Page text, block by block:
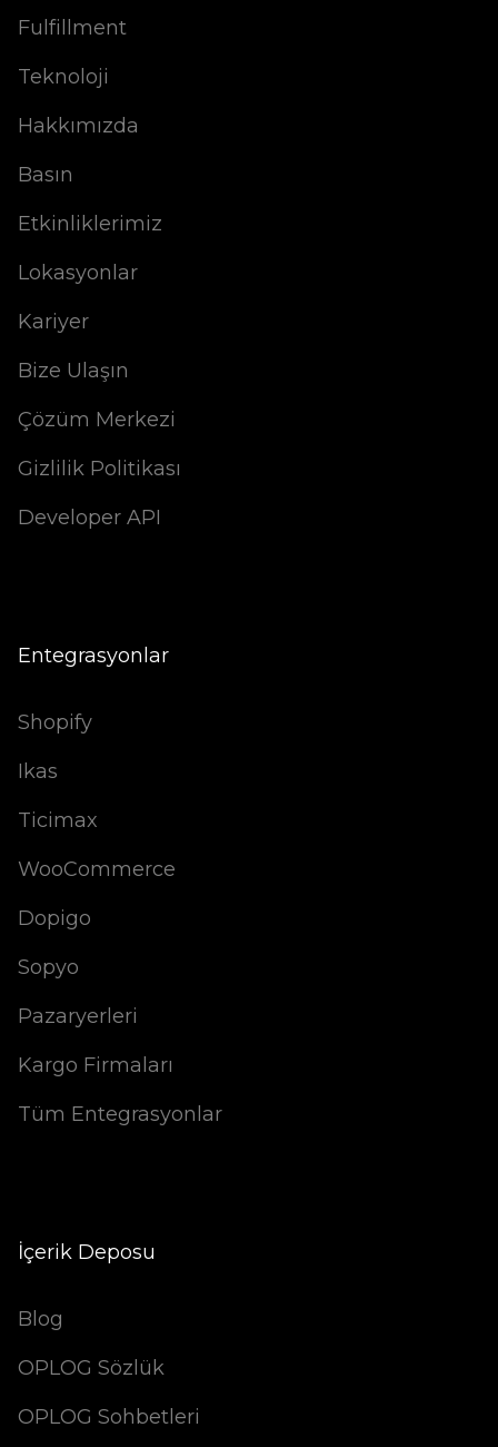
Fulfillment
Teknoloji
Hakkımızda
Basın
Etkinliklerimiz
Lokasyonlar
Kariyer
Bize Ulaşın
Çözüm Merkezi
Gizlilik Politikası
Developer API
Entegrasyonlar
Shopify
Ikas
Ticimax
WooCommerce
Dopigo
Sopyo
Pazaryerleri
Kargo Firmaları
Tüm Entegrasyonlar
İçerik Deposu
Blog
OPLOG Sözlük
OPLOG Sohbetleri